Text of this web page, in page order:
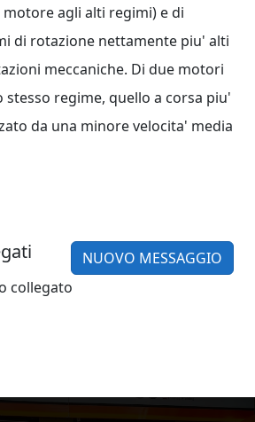
agli alti regimi) e di
di rotazione nettamente piu' alti
meccaniche. Di due motori
stesso regime, quello a corsa piu'
da una minore velocita' media
NUOVO MESSAGGIO
collegato